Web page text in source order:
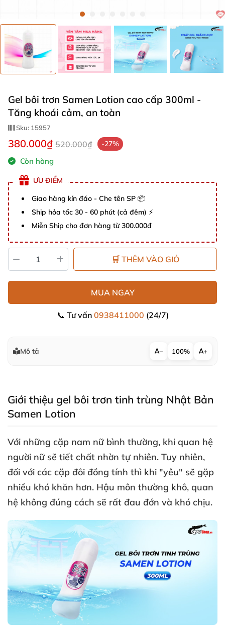
Gel bôi trơn Samen Lotion cao cấp 300ml -
Tăng khoái cảm, an toàn
Sku: 15957
380.000₫ 520.000₫ -27%
Còn hàng
ƯU ĐIỂM
Giao hàng kín đáo - Che tên SP 📦
Ship hỏa tốc 30 - 60 phút (cả đêm) ⚡
Miễn Ship cho đơn hàng từ 300.000đ
🛒 THÊM VÀO GIỎ
MUA NGAY
📞 Tư vấn 0938411000 (24/7)
Mô tả − 100% +
Giới thiệu gel bôi trơn tinh trùng Nhật Bản
Samen Lotion
Với những cặp nam nữ bình thường, khi quan hệ
người nữ sẽ tiết chất nhờn tự nhiên. Tuy nhiên,
đối với các cặp đôi đồng tính thì khi "yêu" sẽ gặp
nhiều khó khăn hơn. Hậu môn thường khô, quan
hệ không đúng cách sẽ rất đau đớn và khó chịu.